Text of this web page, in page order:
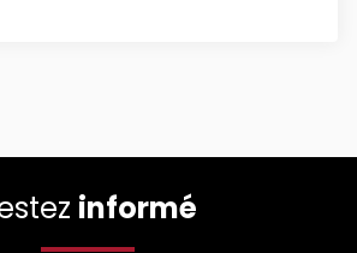
informé